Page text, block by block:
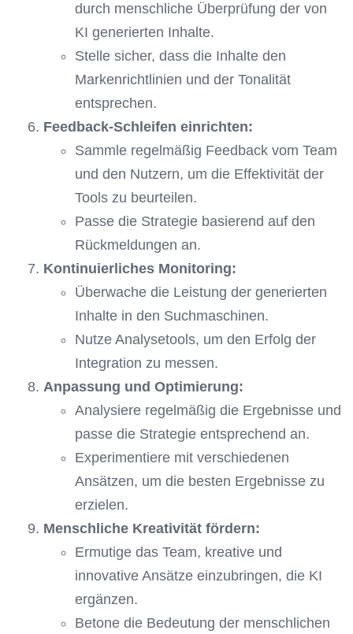
durch menschliche Überprüfung der von
KI generierten Inhalte.
Stelle sicher, dass die Inhalte den
Markenrichtlinien und der Tonalität
entsprechen.
Feedback-Schleifen einrichten:
Sammle regelmäßig Feedback vom Team
und den Nutzern, um die Effektivität der
Tools zu beurteilen.
Passe die Strategie basierend auf den
Rückmeldungen an.
Kontinuierliches Monitoring:
Überwache die Leistung der generierten
Inhalte in den Suchmaschinen.
Nutze Analysetools, um den Erfolg der
Integration zu messen.
Anpassung und Optimierung:
Analysiere regelmäßig die Ergebnisse und
passe die Strategie entsprechend an.
Experimentiere mit verschiedenen
Ansätzen, um die besten Ergebnisse zu
erzielen.
Menschliche Kreativität fördern:
Ermutige das Team, kreative und
innovative Ansätze einzubringen, die KI
ergänzen.
Betone die Bedeutung der menschlichen